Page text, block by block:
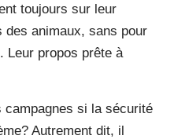
toujours sur leur
des animaux, sans pour
Leur propos prête à
si la sécurité
Autrement dit, il